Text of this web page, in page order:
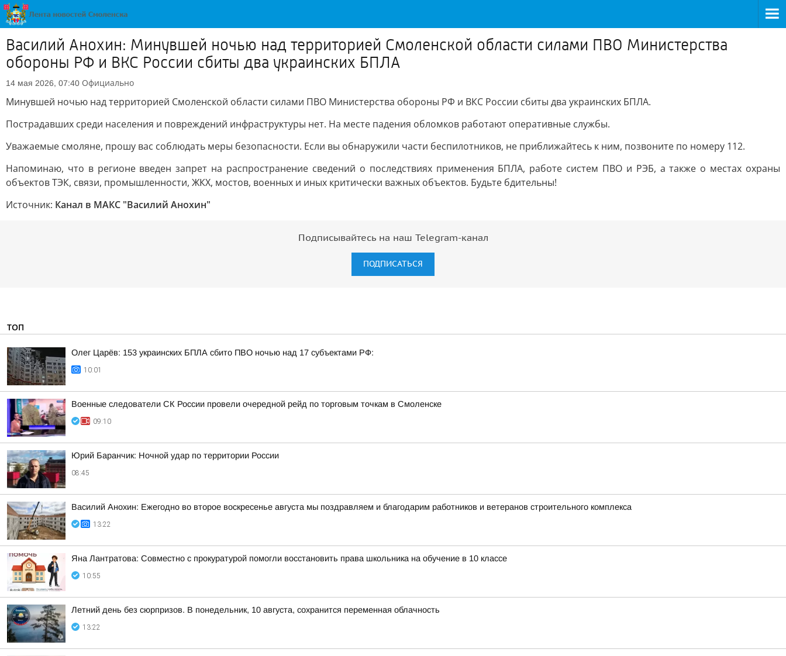
Василий Анохин: Минувшей ночью над территорией Смоленской области силами ПВО Министерства
обороны РФ и ВКС России сбиты два украинских БПЛА
14 мая 2026, 07:40 Официально
Минувшей ночью над территорией Смоленской области силами ПВО Министерства обороны РФ и ВКС России сбиты два украинских БПЛА.
Пострадавших среди населения и повреждений инфраструктуры нет. На месте падения обломков работают оперативные службы.
Уважаемые смоляне, прошу вас соблюдать меры безопасности. Если вы обнаружили части беспилотников, не приближайтесь к ним, позвоните по номеру 112.
Напоминаю, что в регионе введен запрет на распространение сведений о последствиях применения БПЛА, работе систем ПВО и РЭБ, а также о местах охраны
объектов ТЭК, связи, промышленности, ЖКХ, мостов, военных и иных критически важных объектов. Будьте бдительны!
Источник: Канал в МАКС "Василий Анохин"
Подписывайтесь на наш Telegram-канал
ПОДПИСАТЬСЯ
ТОП
Олег Царёв: 153 украинских БПЛА сбито ПВО ночью над 17 субъектами РФ:
10:01
Военные следователи СК России провели очередной рейд по торговым точкам в Смоленске
09:10
Юрий Баранчик: Ночной удар по территории России
08:45
Василий Анохин: Ежегодно во второе воскресенье августа мы поздравляем и благодарим работников и ветеранов строительного комплекса
13:22
Яна Лантратова: Совместно с прокуратурой помогли восстановить права школьника на обучение в 10 классе
10:55
Летний день без сюрпризов. В понедельник, 10 августа, сохранится переменная облачность
13:22